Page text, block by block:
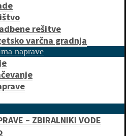
rešitve
varčna gradnja
naprave
– ZBIRALNIKI VODE